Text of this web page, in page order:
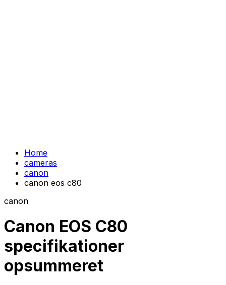
Home
cameras
canon
canon eos c80
canon
Canon EOS C80
specifikationer
opsummeret